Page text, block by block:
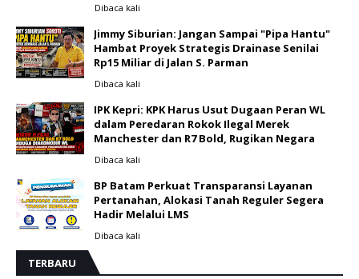
Dibaca kali
Jimmy Siburian: Jangan Sampai "Pipa Hantu"
Hambat Proyek Strategis Drainase Senilai
Rp15 Miliar di Jalan S. Parman
Dibaca kali
IPK Kepri: KPK Harus Usut Dugaan Peran WL
dalam Peredaran Rokok Ilegal Merek
Manchester dan R7 Bold, Rugikan Negara
Dibaca kali
BP Batam Perkuat Transparansi Layanan
Pertanahan, Alokasi Tanah Reguler Segera
Hadir Melalui LMS
Dibaca kali
TERBARU